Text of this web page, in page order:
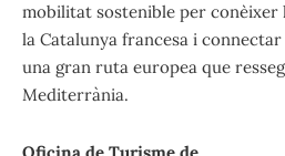
mobilitat sostenible per conèixer
la Catalunya francesa i
una gran ruta europea que
Mediterrània.